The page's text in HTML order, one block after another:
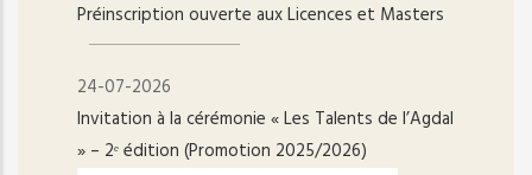
Préinscription ouverte aux Licences et Masters
24-07-2026
Invitation à la cérémonie « Les Talents de l’Agdal
» – 2ᵉ édition (Promotion 2025/2026)